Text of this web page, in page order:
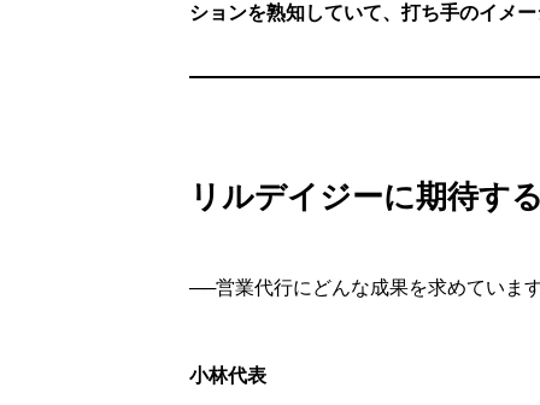
ションを熟知していて、打ち手のイメ
リルデイジーに期待す
──営業代行にどんな成果を求めていま
小林代表